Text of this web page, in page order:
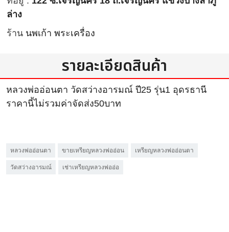
ล่าง
ร้าน นพเก้า พระเครื่อง
รายละเอียดสินค้า
หลวงพ่ออ่อนตา วัดสว่างอารมณ์ ปี25 รุ่น1 อุดรธานี
ราคานี้ไม่รวมค่าจัดส่ง50บาท
หลวงพ่ออ่อนตา ขายเหรียญหลวงพ่ออ่อน เหรียญหลวงพ่ออ่อนตา
วัดสว่างอารมณ์ เช่าเหรียญหลวงพ่ออ่อ